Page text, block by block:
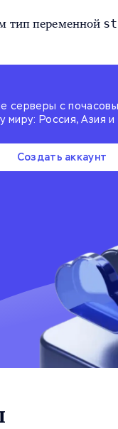
тип переменной
серверы с
миру: Россия, Азия и
Создать аккаунт